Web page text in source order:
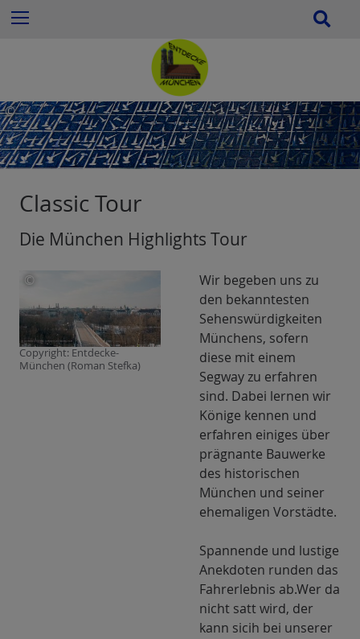
h
a
l
t
©
Roman
StefkaFoto:
Roman
Classic Tour
Die München Highlights Tour
Copyright: Entdecke-
München (Roman Stefka)
©
StefkaFoto:
Roman
Stefka
Wir begeben uns zu
den bekanntesten
Sehenswürdigkeiten
Münchens, sofern
diese mit einem
Segway zu erfahren
sind. Dabei lernen wir
Könige kennen und
erfahren einiges über
prägnante Bauwerke
des historischen
München und seiner
ehemaligen Vorstädte.
Spannende und lustige
Anekdoten runden das
Fahrerlebnis ab.Wer da
nicht satt wird, der
kann sicih bei unserer